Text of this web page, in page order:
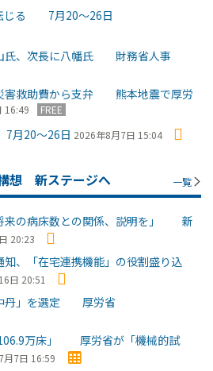
じる 7月20～26日
氏、次長に八幡氏 財務省人事
害救助費から支弁 熊本地震で厚労
16:49 FREE
月20～26日 2026年8月7日 15:04
想 新ステージへ 一覧
来の病床数との関係、説明を」 新
20:23
、「在宅連携機能」の役割盛り込
日 20:51
丹」を選定 厚労省
万床」 厚労省が「機械的試
月7日 16:59